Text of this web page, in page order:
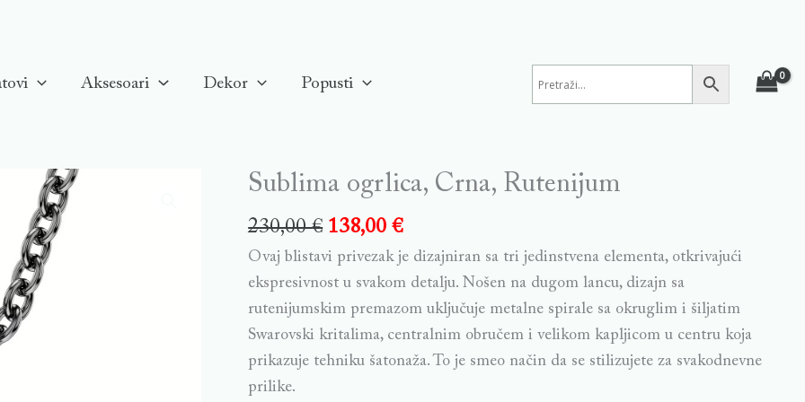
Aksesoari Dekor Popusti
Sublima ogrlica, Crna, Rutenijum
230,00€ 138,00€
Ovaj blistavi privezak je dizajniran sa tri jedinstvena elementa, otkrivajući
ekspresivnost u svakom detalju. Nošen na dugom lancu, dizajn sa
rutenijumskim premazom uključuje metalne spirale sa okruglim i šiljatim
Swarovski kritalima, centralnim obručem i velikom kapljicom u centru koja
prikazuje tehniku šatonaža. To je smeo način da se stilizujete za svakodnevne
prilike.